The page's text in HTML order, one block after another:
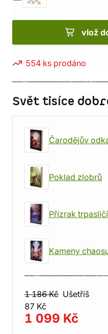
vlož
554 ks prodáno
Svět tisíce
Čarodějův
Poklad zlobrů
Přízrak
Kameny
1 186 Kč Ušetříš
87 Kč
1 099 Kč